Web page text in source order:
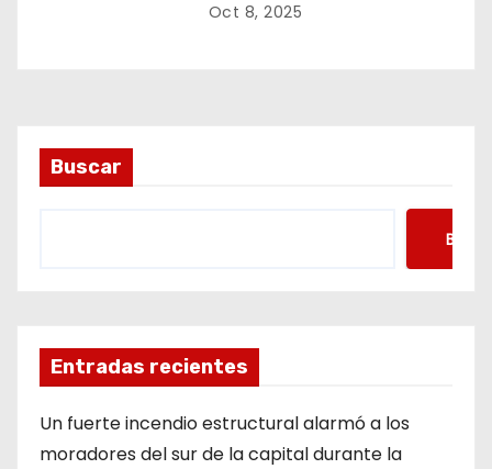
Oct 8, 2025
Buscar
Entradas recientes
Un fuerte incendio estructural alarmó a los
moradores del sur de la capital durante la